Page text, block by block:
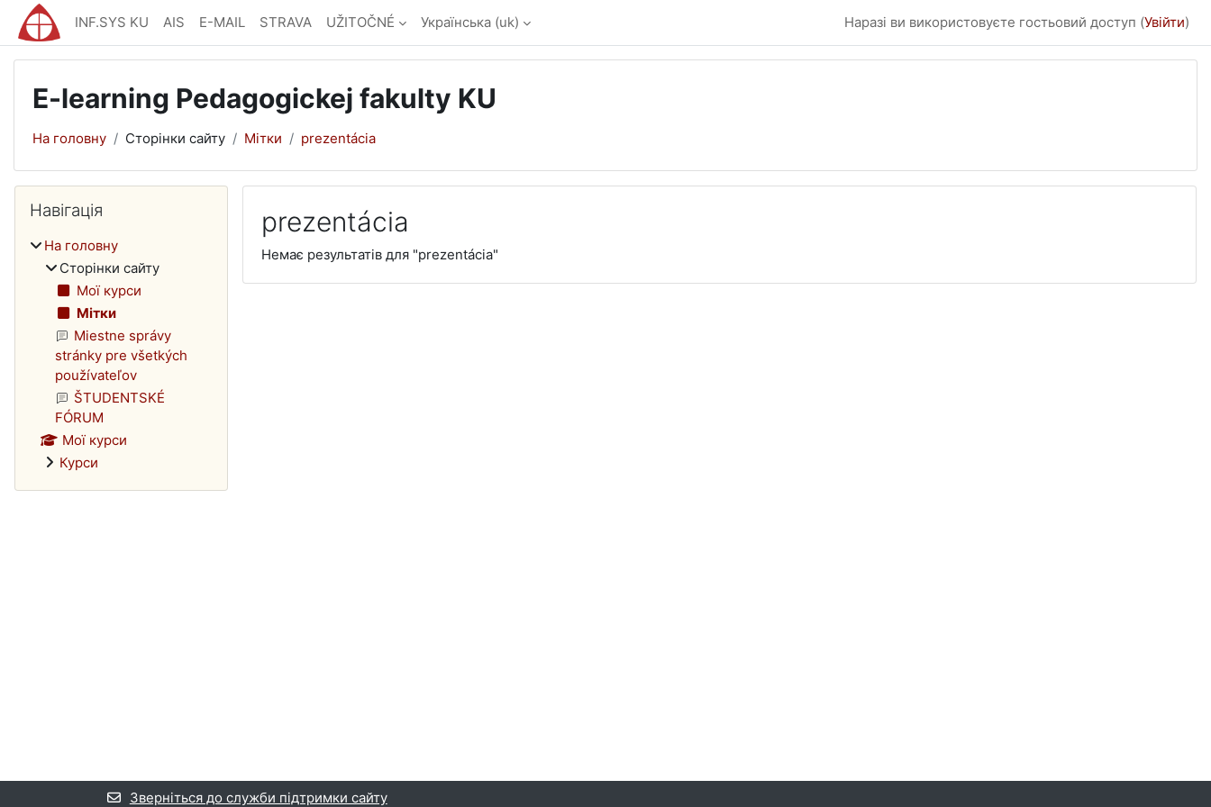
Перейти до головного вмісту
INF.SYS KU AIS E-MAIL STRAVA UŽITOČNÉ Українська ‎(uk)‎ Наразі ви використовуєте гостьовий доступ (Увійти)
E-learning Pedagogickej fakulty KU
На головну Сторінки сайту Мітки prezentácia
prezentácia
Немає результатів для "prezentácia"
Блоки
Навігація
На головну
Сторінки сайту
Мої курси
Мітки
Miestne správy
stránky pre všetkých
používateľov
ŠTUDENTSKÉ
FÓRUM
Мої курси
Курси
Зверніться до служби підтримки сайту